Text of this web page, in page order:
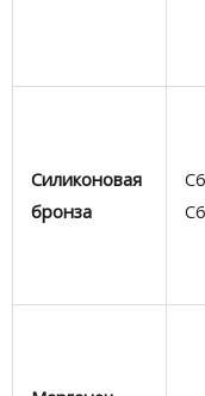
Силиконовая
бронза